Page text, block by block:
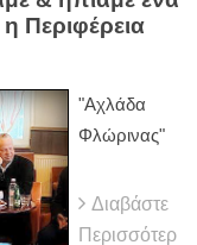
Περιφέρεια
"Αχλάδα
Φλώρινας"
Διαβάστε
Περισσότερ